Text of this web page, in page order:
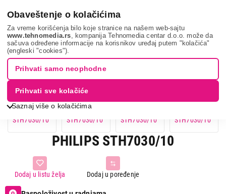
Obaveštenje o kolačićima
Za vreme korišćenja bilo koje stranice na našem web-sajtu
www.tehnomedia.rs , kompanija Tehnomedia centar d.o.o. može da
sačuva određene informacije na korisnikov uređaj putem "kolačića"
(engleski "cookies").
Saznaj više o kolačićima
Prihvati samo neophodne
Prihvati sve kolačiće
Philips sth7030...
PHILIPS STH7030/10
Dodaj u poređenje
Dodaj u listu želja